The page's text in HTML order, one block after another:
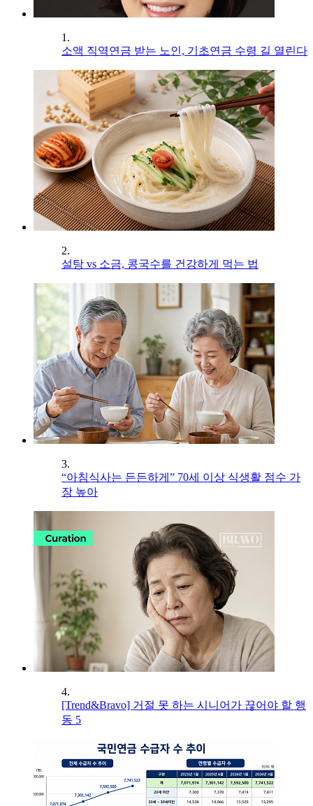
1.
소액 직역연금 받는 노인, 기초연금 수령 길 열린다
2.
설탕 vs 소금, 콩국수를 건강하게 먹는 법
3.
“아침식사는 든든하게” 70세 이상 식생활 점수 가
장 높아
4.
[Trend&Bravo] 거절 못 하는 시니어가 끊어야 할 행
동 5